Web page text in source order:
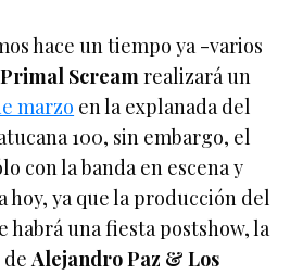
hace un tiempo ya -varios
Primal Screamrealizará un
marzo en la explanada del
100, sin embargo, el
con la banda en escena y
hoy, ya que la producción del
habrá una fiesta postshow, la
deAlejandro Paz & Los